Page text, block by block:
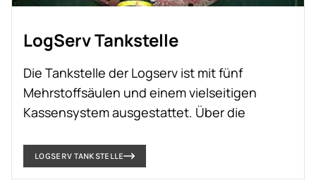
LogServ Tankstelle
Die Tankstelle der Logserv ist mit fünf
Mehrstoffsäulen und einem vielseitigen
Kassensystem ausgestattet. Über die
Zapfsäulen, sondern auch die Waschanlage
gesteuert und freigegeben werden. So steht
LOGSERV TANKSTELLE